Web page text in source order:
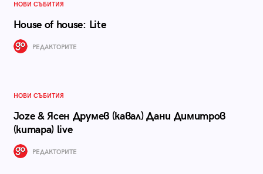
НОВИ СЪБИТИЯ
House of house: Lite
РЕДАКТОРИТЕ
НОВИ СЪБИТИЯ
Joze & Ясен Друмев (кавал) Дани Димитров
(китара) live
РЕДАКТОРИТЕ